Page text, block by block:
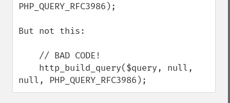
PHP_QUERY_RFC3986);
But not this:
null, PHP_QUERY_RFC3986);